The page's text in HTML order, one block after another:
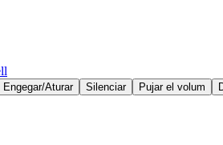
Engegar/Aturar Silenciar Pujar el volum